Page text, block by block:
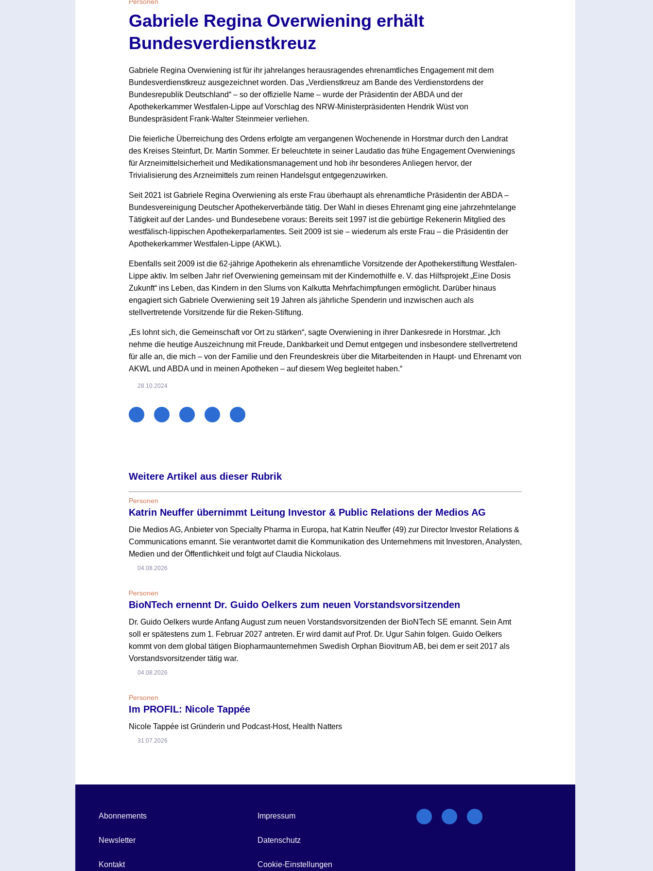
Gabriele Regina Overwiening erhält
Bundesverdienstkreuz
Gabriele Regina Overwiening ist für ihr jahrelanges herausragendes ehrenamtliches Engagement mit dem
Bundesverdienstkreuz ausgezeichnet worden. Das „Verdienstkreuz am Bande des Verdienstordens der
Bundesrepublik Deutschland“ – so der offizielle Name – wurde der Präsidentin der ABDA und der
Apothekerkammer Westfalen-Lippe auf Vorschlag des NRW-Ministerpräsidenten Hendrik Wüst von
Bundespräsident Frank-Walter Steinmeier verliehen.
Die feierliche Überreichung des Ordens erfolgte am vergangenen Wochenende in Horstmar durch den Landrat
des Kreises Steinfurt, Dr. Martin Sommer. Er beleuchtete in seiner Laudatio das frühe Engagement Overwienings
für Arzneimittelsicherheit und Medikationsmanagement und hob ihr besonderes Anliegen hervor, der
Trivialisierung des Arzneimittels zum reinen Handelsgut entgegenzuwirken.
Seit 2021 ist Gabriele Regina Overwiening als erste Frau überhaupt als ehrenamtliche Präsidentin der ABDA –
Bundesvereinigung Deutscher Apothekerverbände tätig. Der Wahl in dieses Ehrenamt ging eine jahrzehntelange
Tätigkeit auf der Landes- und Bundesebene voraus: Bereits seit 1997 ist die gebürtige Rekenerin Mitglied des
westfälisch-lippischen Apothekerparlamentes. Seit 2009 ist sie – wiederum als erste Frau – die Präsidentin der
Apothekerkammer Westfalen-Lippe (AKWL).
Ebenfalls seit 2009 ist die 62-jährige Apothekerin als ehrenamtliche Vorsitzende der Apothekerstiftung Westfalen-
Lippe aktiv. Im selben Jahr rief Overwiening gemeinsam mit der Kindernothilfe e. V. das Hilfsprojekt „Eine Dosis
Zukunft“ ins Leben, das Kindern in den Slums von Kalkutta Mehrfachimpfungen ermöglicht. Darüber hinaus
engagiert sich Gabriele Overwiening seit 19 Jahren als jährliche Spenderin und inzwischen auch als
stellvertretende Vorsitzende für die Reken-Stiftung.
„Es lohnt sich, die Gemeinschaft vor Ort zu stärken“, sagte Overwiening in ihrer Dankesrede in Horstmar. „Ich
nehme die heutige Auszeichnung mit Freude, Dankbarkeit und Demut entgegen und insbesondere stellvertretend
für alle an, die mich – von der Familie und den Freundeskreis über die Mitarbeitenden in Haupt- und Ehrenamt von
AKWL und ABDA und in meinen Apotheken – auf diesem Weg begleitet haben.“
28.10.2024
Weitere Artikel aus dieser Rubrik
Personen
Katrin Neuffer übernimmt Leitung Investor & Public Relations der Medios AG
Die Medios AG, Anbieter von Specialty Pharma in Europa, hat Katrin Neuffer (49) zur Director Investor Relations &
Communications ernannt. Sie verantwortet damit die Kommunikation des Unternehmens mit Investoren, Analysten,
Medien und der Öffentlichkeit und folgt auf Claudia Nickolaus.
04.08.2026
Personen
BioNTech ernennt Dr. Guido Oelkers zum neuen Vorstandsvorsitzenden
Dr. Guido Oelkers wurde Anfang August zum neuen Vorstandsvorsitzenden der BioNTech SE ernannt. Sein Amt
soll er spätestens zum 1. Februar 2027 antreten. Er wird damit auf Prof. Dr. Ugur Sahin folgen. Guido Oelkers
kommt von dem global tätigen Biopharmaunternehmen Swedish Orphan Biovitrum AB, bei dem er seit 2017 als
Vorstandsvorsitzender tätig war.
04.08.2026
Personen
Im PROFIL: Nicole Tappée
Nicole Tappée ist Gründerin und Podcast-Host, Health Natters
31.07.2026
Abonnements
Newsletter
Kontakt
Impressum
Datenschutz
Cookie-Einstellungen